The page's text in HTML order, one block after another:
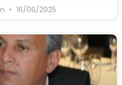
16/06/2025